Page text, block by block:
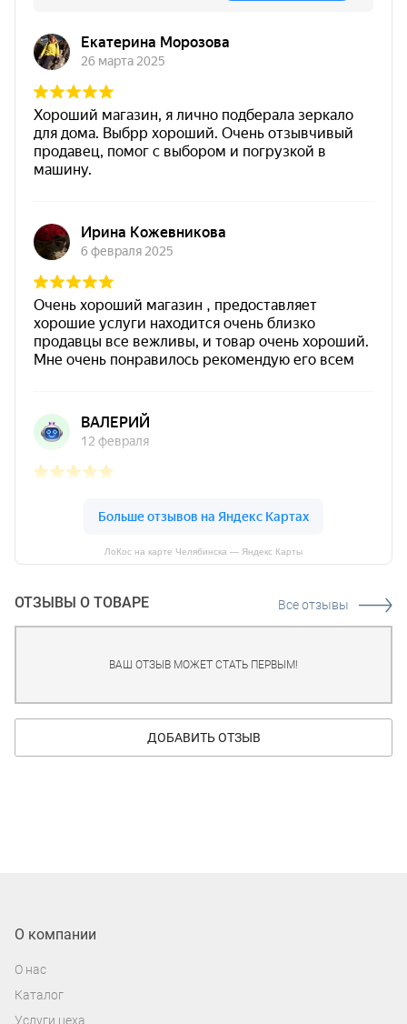
ЛоКос на карте Челябинска — Яндекс Карты
ОТЗЫВЫ О ТОВАРЕ Все отзывы
ВАШ ОТЗЫВ МОЖЕТ СТАТЬ ПЕРВЫМ!
ДОБАВИТЬ ОТЗЫВ
О компании
О нас
Каталог
Услуги цеха